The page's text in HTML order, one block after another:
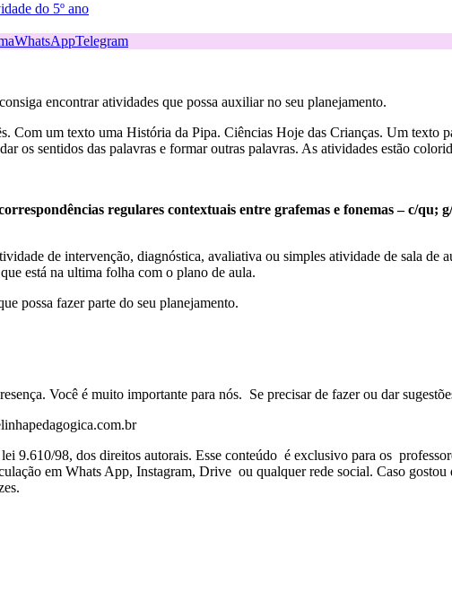
do 5º ano
WhatsAppTelegram
encontrar atividades que possa auxiliar no seu planejamento.
um texto uma História da Pipa. Ciências Hoje das Crianças. Um texto
os sentidos das palavras e formar outras palavras. As atividades estão
regulares contextuais entre grafemas e fonemas – c/qu;
de intervenção, diagnóstica, avaliativa ou simples atividade de sala
está na ultima folha com o plano de aula.
possa fazer parte do seu planejamento.
Você é muito importante para nós. Se precisar de fazer ou dar
9.610/98, dos direitos autorais. Esse conteúdo é exclusivo para os
em Whats App, Instagram, Drive ou qualquer rede social. Caso